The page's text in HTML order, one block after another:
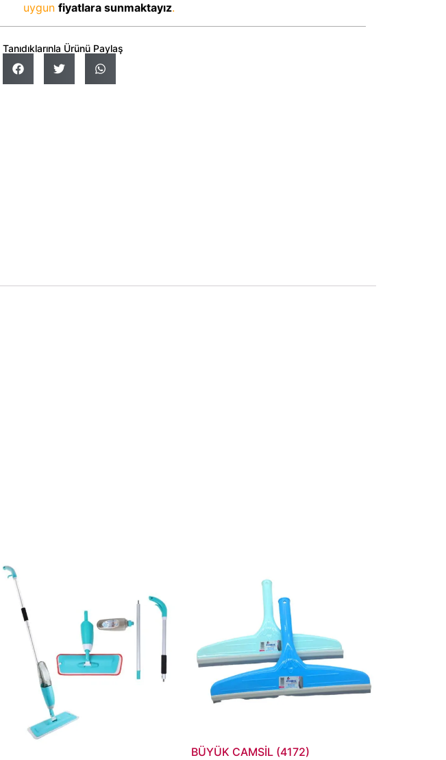
uygun fiyatlara sunmaktayız.
Tanıdıklarınla Ürünü Paylaş
BÜYÜK CAMSİL (4172)